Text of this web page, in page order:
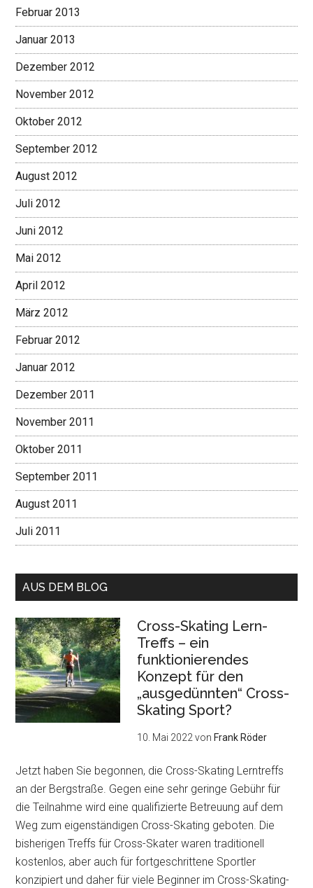
Februar 2013
Januar 2013
Dezember 2012
November 2012
Oktober 2012
September 2012
August 2012
Juli 2012
Juni 2012
Mai 2012
April 2012
März 2012
Februar 2012
Januar 2012
Dezember 2011
November 2011
Oktober 2011
September 2011
August 2011
Juli 2011
AUS DEM BLOG
Cross-Skating Lern-
Treffs – ein
funktionierendes
Konzept für den
„ausgedünnten“ Cross-
Skating Sport?
10. Mai 2022von Frank Röder
Jetzt haben Sie begonnen, die Cross-Skating Lerntreffs
an der Bergstraße. Gegen eine sehr geringe Gebühr für
die Teilnahme wird eine qualifizierte Betreuung auf dem
Weg zum eigenständigen Cross-Skating geboten. Die
bisherigen Treffs für Cross-Skater waren traditionell
kostenlos, aber auch für fortgeschrittene Sportler
konzipiert und daher für viele Beginner im Cross-Skating-